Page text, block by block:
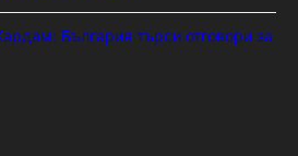
България търси отговори за